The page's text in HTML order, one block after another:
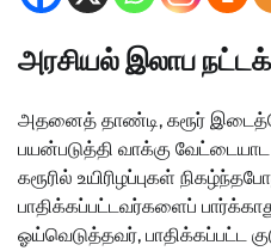
அரசியல் இலாப
அதனைத் தாண்டி, கரூர்
பயன்படுத்தி வாக்கு
கரூரில் உயிரிழப்புகள்
பாதிக்கப்பட்டவர்களைப்
ஓய்வெடுத்தவர், பாதிக்கப்பட்ட